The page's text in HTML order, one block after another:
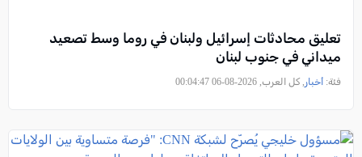
تعليق محادثات إسرائيل ولبنان في روما وسط تصعيد
ميداني في جنوب لبنان
فئة: أخبار , كل العرب, 2026-08-06 00:04:47